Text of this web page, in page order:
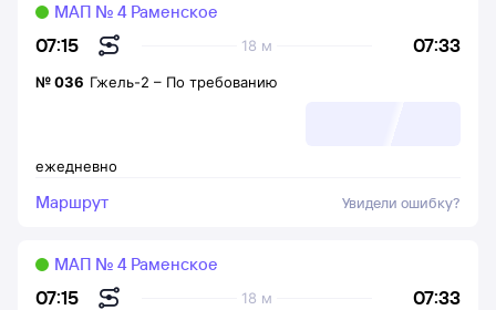
07:15 07:33
18 м
МАП № 4 Раменское
ежедневно
№036 Гжель-2 – По требованию
Маршрут Увидели ошибку?
07:15 07:33
18 м
МАП № 4 Раменское